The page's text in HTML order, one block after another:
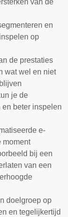
van de
en
op
de prestaties
wat wel en niet
je de
beter inspelen
e-
moment
bij een
van een
doelgroep op
en tegelijkertijd